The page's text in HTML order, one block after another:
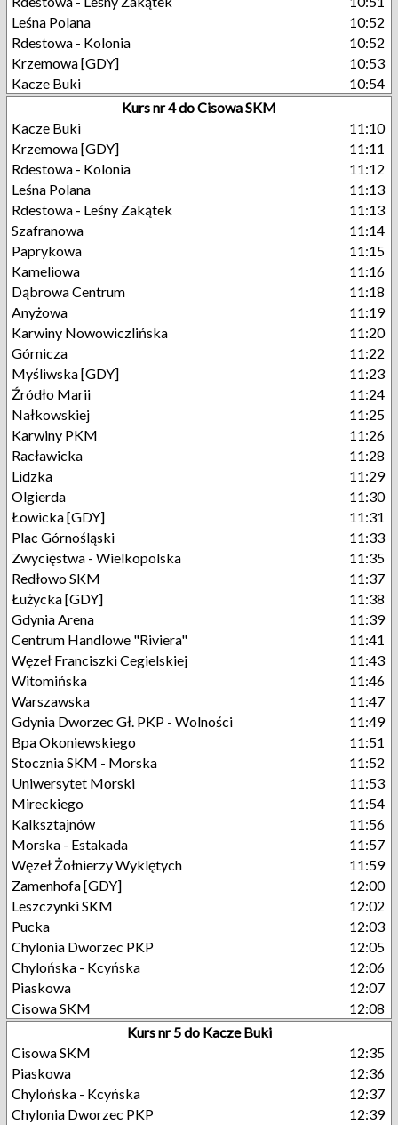
Leśna Polana
10:52
Rdestowa - Kolonia
10:52
Krzemowa [GDY]
10:53
Kacze Buki
10:54
Kurs nr 4 do Cisowa SKM
Kacze Buki
11:10
Krzemowa [GDY]
11:11
Rdestowa - Kolonia
11:12
Leśna Polana
11:13
Rdestowa - Leśny Zakątek
11:13
Szafranowa
11:14
Paprykowa
11:15
Kameliowa
11:16
Dąbrowa Centrum
11:18
Anyżowa
11:19
Karwiny Nowowiczlińska
11:20
Górnicza
11:22
Myśliwska [GDY]
11:23
Źródło Marii
11:24
Nałkowskiej
11:25
Karwiny PKM
11:26
Racławicka
11:28
Lidzka
11:29
Olgierda
11:30
Łowicka [GDY]
11:31
Plac Górnośląski
11:33
Zwycięstwa - Wielkopolska
11:35
Redłowo SKM
11:37
Łużycka [GDY]
11:38
Gdynia Arena
11:39
Centrum Handlowe "Riviera"
11:41
Węzeł Franciszki Cegielskiej
11:43
Witomińska
11:46
Warszawska
11:47
Gdynia Dworzec Gł. PKP - Wolności
11:49
Bpa Okoniewskiego
11:51
Stocznia SKM - Morska
11:52
Uniwersytet Morski
11:53
Mireckiego
11:54
Kalksztajnów
11:56
Morska - Estakada
11:57
Węzeł Żołnierzy Wyklętych
11:59
Zamenhofa [GDY]
12:00
Leszczynki SKM
12:02
Pucka
12:03
Chylonia Dworzec PKP
12:05
Chylońska - Kcyńska
12:06
Piaskowa
12:07
Cisowa SKM
12:08
Kurs nr 5 do Kacze Buki
Cisowa SKM
12:35
Piaskowa
12:36
Chylońska - Kcyńska
12:37
Chylonia Dworzec PKP
12:39